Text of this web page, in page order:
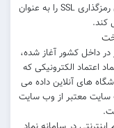
مهم است که Google Chrome هر صفحه ی بدون رمزگذاری SSL را به عنوان
کند.
داخل کشور آغاز شده،
اعتماد الکترونیکی که
های آنلاین داده می
معتبر از وب سایت